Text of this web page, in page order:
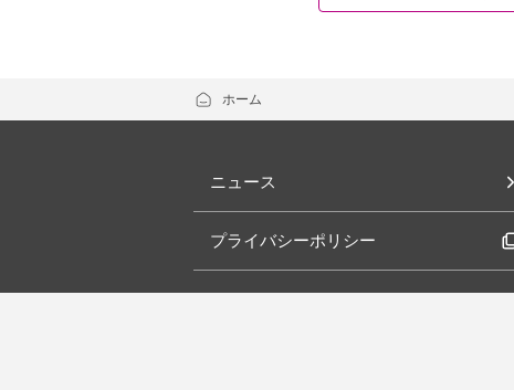
ホーム
ニュース
プライバシーポリシー